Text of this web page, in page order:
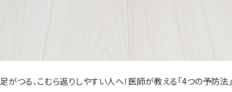
足がつる、こむら返りしやすい人へ！医師が教える「4つの予防法」